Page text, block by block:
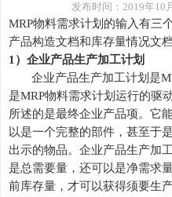
发布时间： 2019年10
MRP物料需求计划 的输入有三
产品构造文档和库存量情况文档
1）企业产品生产加工计划
企业产品生产加工计划是
是MRP物料需求计划运行的驱
所述的是最终企业产品项。它
以是一个完整的部件，甚至于
出示的物品。企业产品生产加
是总需要量，还可以是净需求
前库存量，才可以获得须要生